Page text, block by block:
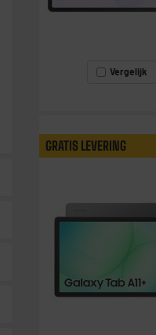
Vergelijk
GRATIS LEVERING